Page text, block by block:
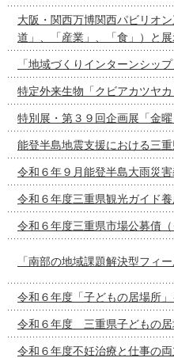
大阪・関西万博関西パビリオ
道」、「産業」、「食」）と
「地域づくりインターンシッ
特定外来生物「クビアカツヤ
特別展・第３９回企画展「金
能登半島地震支援における三
令和６年９月能登半島大雨災
令和６年度三重県観光ガイド
令和６年度三重県市場公募債
「南部の地域課題解決型フィ
令和６年度「子どもの居場所
令和６年度 三重県子どもの居
令和６年度不妊治療と仕事の